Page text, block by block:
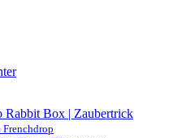
Rabbit Box | Zaubertrick
Frenchdrop